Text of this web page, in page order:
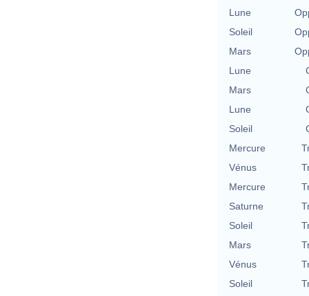
Lune
Soleil
Mars
Lune
Mars
Lune
Soleil
Mercure
Vénus
Mercure
Saturne
Soleil
Mars
Vénus
Soleil